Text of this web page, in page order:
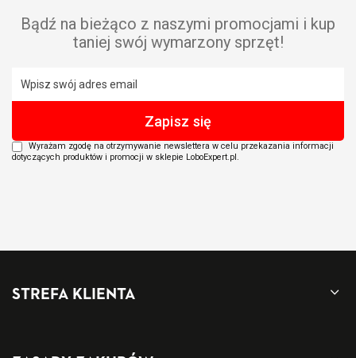
Bądź na bieżąco z naszymi promocjami i kup
taniej swój wymarzony sprzęt!
Wyrażam zgodę na otrzymywanie newslettera w celu przekazania informacji
dotyczących produktów i promocji w sklepie LoboExpert.pl.
STREFA KLIENTA